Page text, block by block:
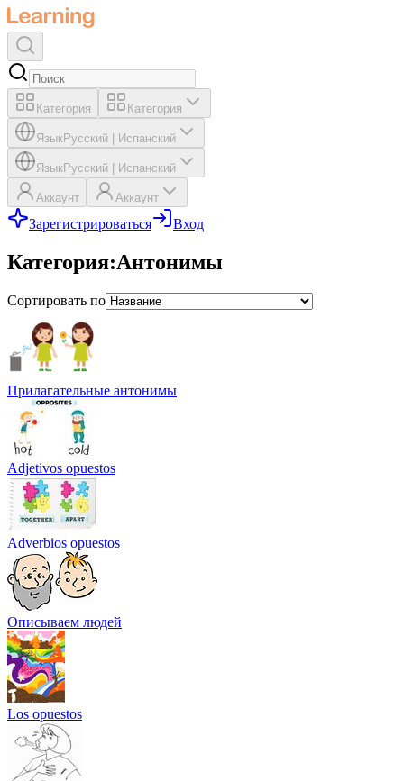
Категория Категория
ЯзыкРусский Испанский
ЯзыкРусский Испанский
Аккаунт Аккаунт
Зарегистрироваться Вход
Категория:Антонимы
Сортировать по
Прилагательные антонимы
Adjetivos opuestos
Adverbios opuestos
Описываем людей
Los opuestos